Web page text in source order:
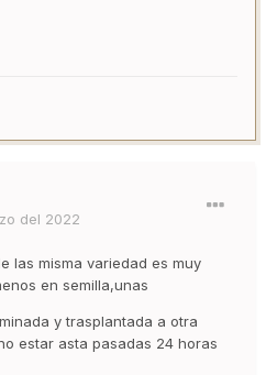
del 2022
las misma variedad es muy
en semilla,unas
y trasplantada a otra
estar asta pasadas 24 horas